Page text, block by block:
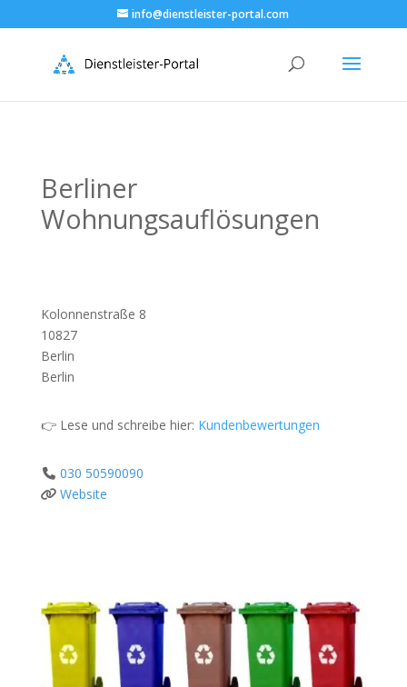
info@dienstleister-portal.com
Berliner
Wohnungsauflösungen
Kolonnenstraße 8
10827
Berlin
Berlin
👉 Lese und schreibe hier: Kundenbewertungen
030 50590090
Website